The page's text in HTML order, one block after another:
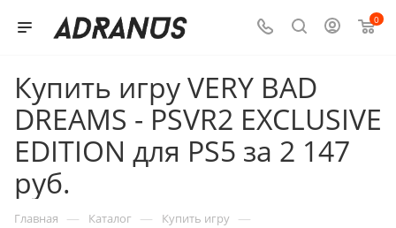
0
Купить игру VERY BAD
DREAMS - PSVR2 EXCLUSIVE
EDITION для PS5 за 2 147
руб.
Главная — Каталог — Купить игру —